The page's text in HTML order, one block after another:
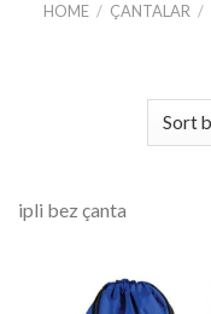
HOME / ÇANTALAR /
ipli bez çanta